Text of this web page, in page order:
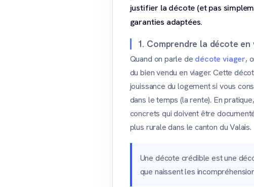
justifier la décote (et pas
garanties adaptées.
1. Comprendre la décote
Quand on parle de décote viager,
du bien vendu en viager. Cette
jouissance du logement si vous
dans le temps (la rente). En
concrets qui doivent être
plus rurale dans le canton du Valais.
Une décote crédible est une
que naissent les